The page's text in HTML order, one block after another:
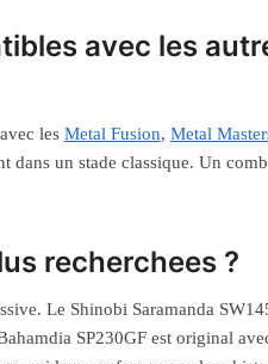
avec les
les Metal Fusion, Metal
un stade classique. Un
recherchees ?
Le Shinobi Saramanda
SP230GF est original